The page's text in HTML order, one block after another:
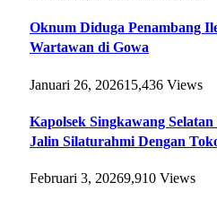
Oknum Diduga Penambang
Wartawan di Gowa
Januari 26, 202615,436 Views
Kapolsek Singkawang
Jalin Silaturahmi Dengan
Februari 3, 20269,910 Views